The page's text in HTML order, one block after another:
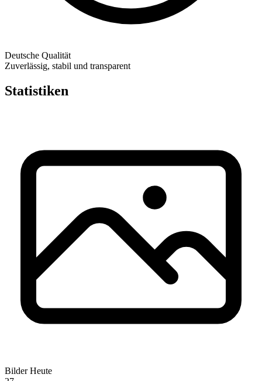
Deutsche Qualität
Zuverlässig, stabil und transparent
Statistiken
Bilder Heute